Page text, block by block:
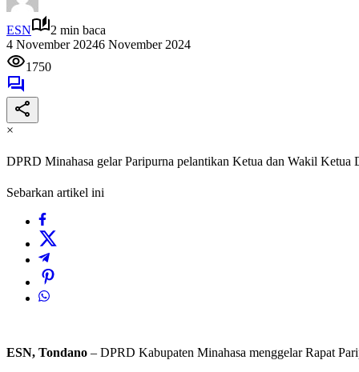
ESN
2 min baca
4 November 20246 November 2024
1750
×
DPRD Minahasa gelar Paripurna pelantikan Ketua dan Wakil Ketua
Sebarkan artikel ini
ESN, Tondano – DPRD Kabupaten Minahasa menggelar Rapat